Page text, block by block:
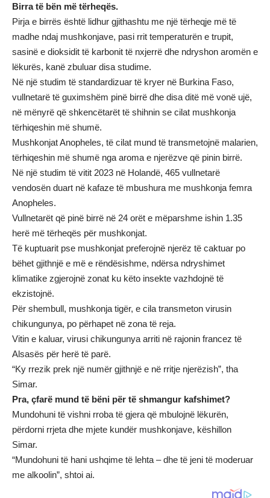
Birra të bën më tërheqës.
Pirja e birrës është lidhur gjithashtu me një tërheqje më të
madhe ndaj mushkonjave, pasi rrit temperaturën e trupit,
sasinë e dioksidit të karbonit të nxjerrë dhe ndryshon aromën e
lëkurës, kanë zbuluar disa studime.
Në një studim të standardizuar të kryer në Burkina Faso,
vullnetarë të guximshëm pinë birrë dhe disa ditë më vonë ujë,
në mënyrë që shkencëtarët të shihnin se cilat mushkonja
tërhiqeshin më shumë.
Mushkonjat Anopheles, të cilat mund të transmetojnë malarien,
tërhiqeshin më shumë nga aroma e njerëzve që pinin birrë.
Në një studim të vitit 2023 në Holandë, 465 vullnetarë
vendosën duart në kafaze të mbushura me mushkonja femra
Anopheles.
Vullnetarët që pinë birrë në 24 orët e mëparshme ishin 1.35
herë më tërheqës për mushkonjat.
Të kuptuarit pse mushkonjat preferojnë njerëz të caktuar po
bëhet gjithnjë e më e rëndësishme, ndërsa ndryshimet
klimatike zgjerojnë zonat ku këto insekte vazhdojnë të
ekzistojnë.
Për shembull, mushkonja tigër, e cila transmeton virusin
chikungunya, po përhapet në zona të reja.
Vitin e kaluar, virusi chikungunya arriti në rajonin francez të
Alsasës për herë të parë.
“Ky rrezik prek një numër gjithnjë e në rritje njerëzish”, tha
Simar.
Pra, çfarë mund të bëni për të shmangur kafshimet?
Mundohuni të vishni rroba të gjera që mbulojnë lëkurën,
përdorni rrjeta dhe mjete kundër mushkonjave, këshillon
Simar.
“Mundohuni të hani ushqime të lehta – dhe të jeni të moderuar
me alkoolin”, shtoi ai.